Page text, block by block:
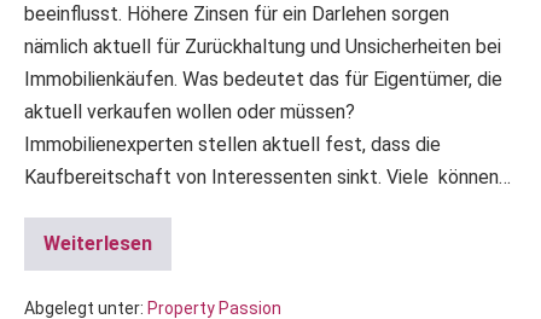
beeinflusst. Höhere Zinsen für ein Darlehen sorgen
nämlich aktuell für Zurückhaltung und Unsicherheiten bei
Immobilienkäufen. Was bedeutet das für Eigentümer, die
aktuell verkaufen wollen oder müssen?
Immobilienexperten stellen aktuell fest, dass die
Kaufbereitschaft von Interessenten sinkt. Viele können…
Weiterlesen
Abgelegt unter: Property Passion